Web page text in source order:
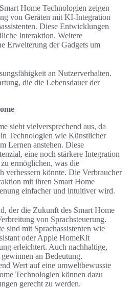
Home Technologien zeigen
von Geräten mit KI-Integration
Diese Entwicklungen
Interaktion. Weitere
Erweiterung der Gadgets um
an Nutzerverhalten.
die die Lebensdauer der
sieht vielversprechend aus, da
Technologien wie Künstlicher
Lernen anstehen. Diese
eine noch stärkere Integration
ermöglichen, was die
verbessern könnte. Die Verbraucher
mit ihren Smart Home
einfacher und intuitiver wird.
der die Zukunft des Smart Home
von Sprachsteuerung.
sind mit Sprachassistenten wie
oder Apple HomeKit
erleichtert. Auch nachhaltige,
an Bedeutung.
Wert auf eine umweltbewusste
Technologien können dazu
gerecht zu werden.